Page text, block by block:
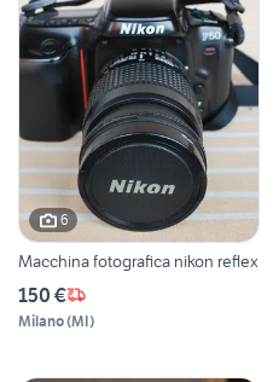
6
Macchina fotografica nikon reflex
150 €
Milano(MI)